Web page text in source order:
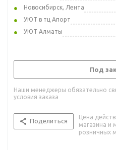
Новосибирск, Лента
УЮТ в тц Апорт
УЮТ Алматы
Под
Наши менеджеры обязательно
условия заказа
Поделиться
Цена
магазина и
розничных